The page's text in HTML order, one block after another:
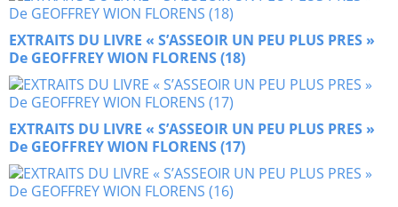
EXTRAITS DU LIVRE « S’ASSEOIR UN PEU PLUS PRES »
De GEOFFREY WION FLORENS (18)
EXTRAITS DU LIVRE « S’ASSEOIR UN PEU PLUS PRES »
De GEOFFREY WION FLORENS (17)